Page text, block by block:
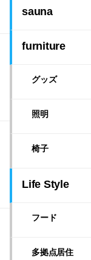
sauna
furniture
グッズ
照明
椅子
Life Style
フード
多拠点居住